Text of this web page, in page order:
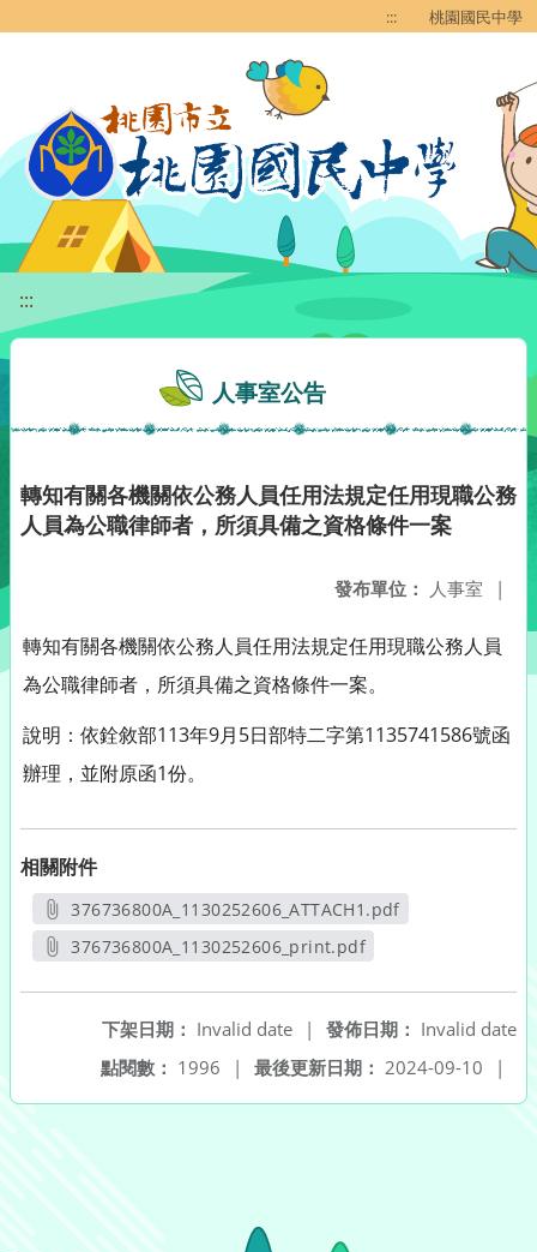
::: 桃園國民中學
:::
人事室公告
轉知有關各機關依公務人員任用法規定任用現職公務
人員為公職律師者，所須具備之資格條件一案
發布單位： 人事室 |
轉知有關各機關依公務人員任用法規定任用現職公務人員
為公職律師者，所須具備之資格條件一案。
說明：依銓敘部113年9月5日部特二字第1135741586號函
辦理，並附原函1份。
相關附件
376736800A_1130252606_ATTACH1.pdf
另開新視窗
376736800A_1130252606_print.pdf
發佈日期： Invalid date
下架日期： Invalid date
|
最後更新日期： 2024-09-10 |
點閱數： 1996 |